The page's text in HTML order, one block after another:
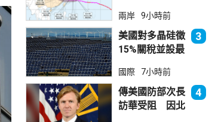
兩岸 9小時前
美國對多晶硅徵
15%關稅並設最
克：中國無法再
傾銷
3
國際 7小時前
傳美國防部次長
訪華受阻 因北
4